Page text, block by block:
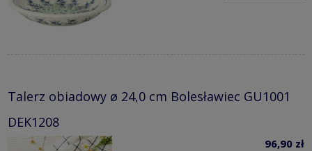
Talerz obiadowy ø 24,0 cm Bolesławiec GU1001
DEK1208
96,90 zł